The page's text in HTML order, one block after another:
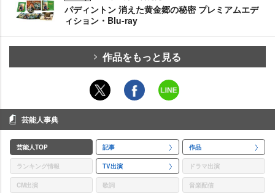
パディントン 消えた黄金郷の秘密 プレミアムエデ
ィション・Blu-ray
作品をもっと見る
芸能人事典
芸能人TOP 記事 作品
ランキング情報 TV出演 ドラマ出演
CM出演 歌詞 音楽配信